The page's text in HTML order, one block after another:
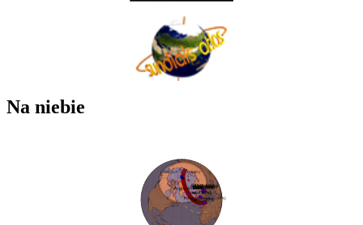
Na niebie